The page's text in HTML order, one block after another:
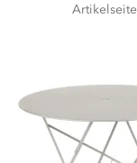
Artikelseite